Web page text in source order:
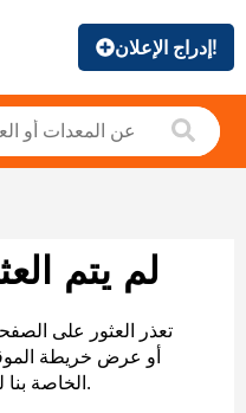
إدراج الإعلان!
لم يتم
تعذر العثور على
الخاصة بنا لمساعدتك في العثور على ما تريد.